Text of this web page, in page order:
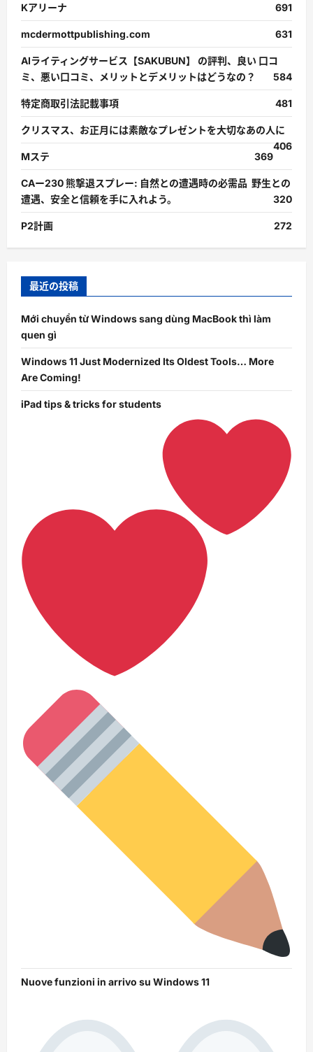
Kアリーナ 691
mcdermottpublishing.com 631
AIライティングサービス【SAKUBUN】 の評判、良い 口コ
ミ、悪い口コミ、メリットとデメリットはどうなの？
584
特定商取引法記載事項 481
クリスマス、お正月には素敵なプレゼントを大切なあの人に
406
Mステ
369
CAー230 熊撃退スプレー: 自然との遭遇時の必需品 野生との
遭遇、安全と信頼を手に入れよう。
320
P2計画 272
最近の投稿
Mới chuyển từ Windows sang dùng MacBook thì làm
quen gì
Windows 11 Just Modernized Its Oldest Tools… More
Are Coming!
iPad tips & tricks for students
Nuove funzioni in arrivo su Windows 11